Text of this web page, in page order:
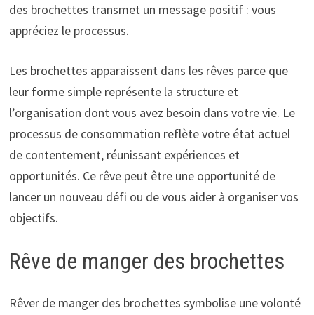
des brochettes transmet un message positif : vous
appréciez le processus.
Les brochettes apparaissent dans les rêves parce que
leur forme simple représente la structure et
l’organisation dont vous avez besoin dans votre vie. Le
processus de consommation reflète votre état actuel
de contentement, réunissant expériences et
opportunités. Ce rêve peut être une opportunité de
lancer un nouveau défi ou de vous aider à organiser vos
objectifs.
Rêve de manger des brochettes
Rêver de manger des brochettes symbolise une volonté